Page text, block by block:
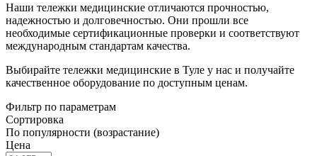
Наши тележки медицинские отличаются прочностью,
надежностью и долговечностью. Они прошли все
необходимые сертификационные проверки и соответствуют
международным стандартам качества.
Выбирайте тележки медицинские в Туле у нас и получайте
качественное оборудование по доступным ценам.
Фильтр по параметрам
Сортировка
По популярности (возрастание)
Цена